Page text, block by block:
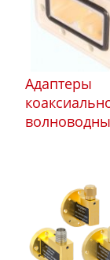
Адаптеры